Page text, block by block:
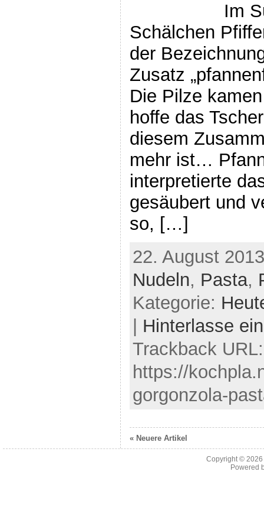
Im
Schälchen
der
Zusatz
Die Pilze
hoffe das
diesem
mehr ist…
interpretierte
gesäubert und
so, […]
22. August
Nudeln, Pasta,
Kategorie:
Hinterlasse
Trackback URL:
https://
gorgonzola-
« Neuere Artikel
Copyright ©
Powered